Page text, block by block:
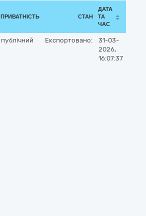
ПРИВАТНІСТЬ СТАН
ДАТА
ТА
ЧАС
публічний Експортовано:
31-03-
2026,
16:07:37